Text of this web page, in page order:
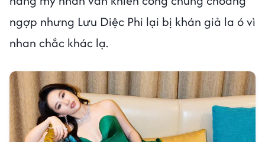
ngợp nhưng Lưu Diệc Phi lại bị khán giả la ó vì
nhan chắc khác lạ.